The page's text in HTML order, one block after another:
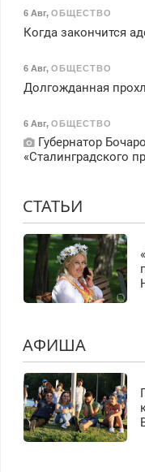
6 Авг, ОБЩЕСТВО
Когда закончится
6 Авг, ОБЩЕСТВО
Долгожданная
6 Авг, ОБЩЕСТВО
Губернатор
«Сталинградского
СТАТЬИ
АФИША